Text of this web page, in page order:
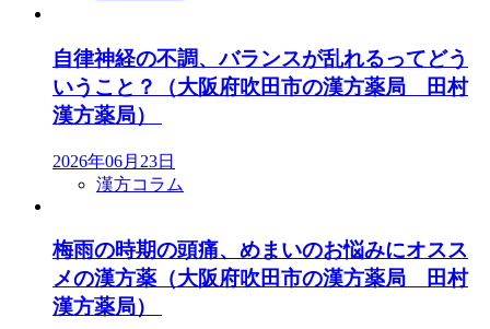
自律神経の不調、バランスが乱れるってどう
いうこと？（大阪府吹田市の漢方薬局 田村
漢方薬局）
2026年06月23日
漢方コラム
梅雨の時期の頭痛、めまいのお悩みにオスス
メの漢方薬（大阪府吹田市の漢方薬局 田村
漢方薬局）